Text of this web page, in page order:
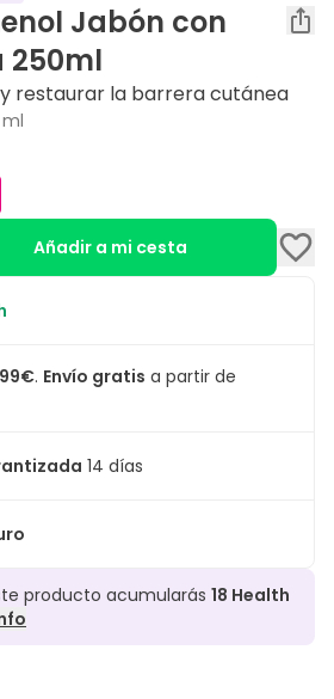
Jabón con
250ml
restaurar la barrera cutánea
Añadir a mi cesta
. Envío gratis a partir de
14 días
producto acumularás 18 Health